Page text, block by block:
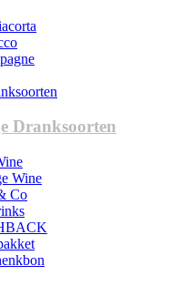
Dranksoorten
Wine
Co